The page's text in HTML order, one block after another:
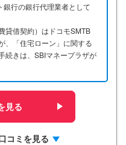
銀行の銀行代理業者として
貸借契約）はドコモSMTB
、「住宅ローン」に関する
続きは、SBIマネープラザが
見る
コミを見る